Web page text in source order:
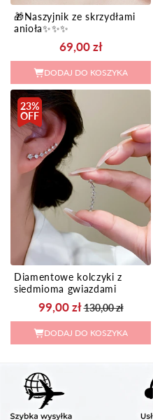
🎁Naszyjnik ze skrzydłami
anioła✨✨✨
Cena
69,00 zł
DODAJ DO KOSZYKA
23%
OFF
Diamentowe kolczyki z
siedmioma gwiazdami
99,00 złCena
130,00 złCena
DODAJ DO KOSZYKA